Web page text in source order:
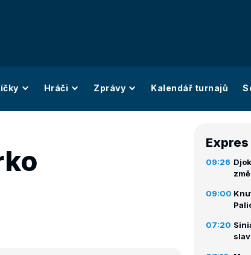
Hráči Zprávy Kalendář turnajů
09:26
09:00
07:20